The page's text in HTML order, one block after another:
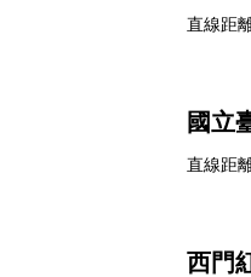
直線距
國立
直線距
西門